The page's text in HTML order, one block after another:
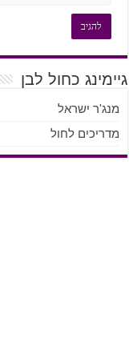
גיימינג כחול לבן
מנג'ר ישראל
מדריכים לחול